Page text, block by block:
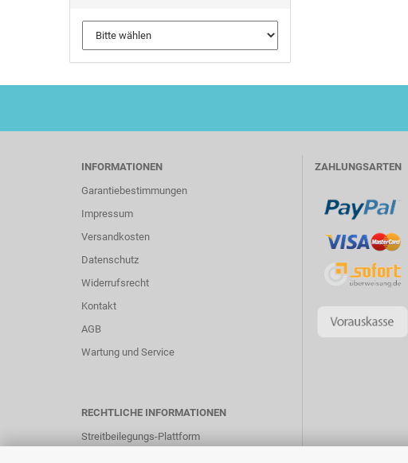
INFORMATIONEN
Garantiebestimmungen
Impressum
Versandkosten
Datenschutz
Widerrufsrecht
Kontakt
AGB
Wartung und Service
RECHTLICHE INFORMATIONEN
Streitbeilegungs-Plattform
ZAHLUNGSARTEN